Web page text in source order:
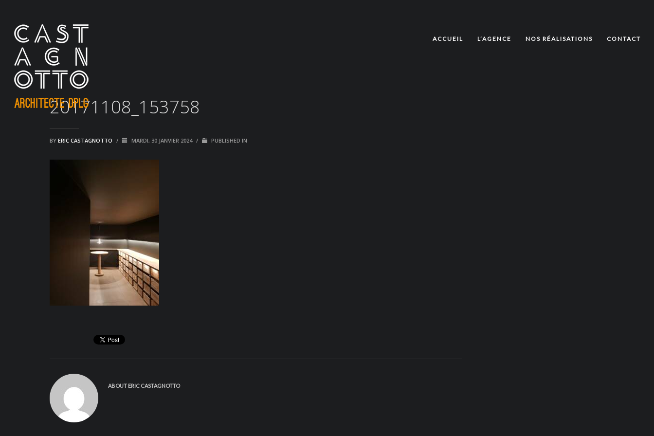
ACCUEIL L’AGENCE NOS RÉALISATIONS CONTACT
20171108_153758
BY ERIC CASTAGNOTTO / MARDI, 30 JANVIER 2024 / PUBLISHED IN
ABOUT ERIC CASTAGNOTTO